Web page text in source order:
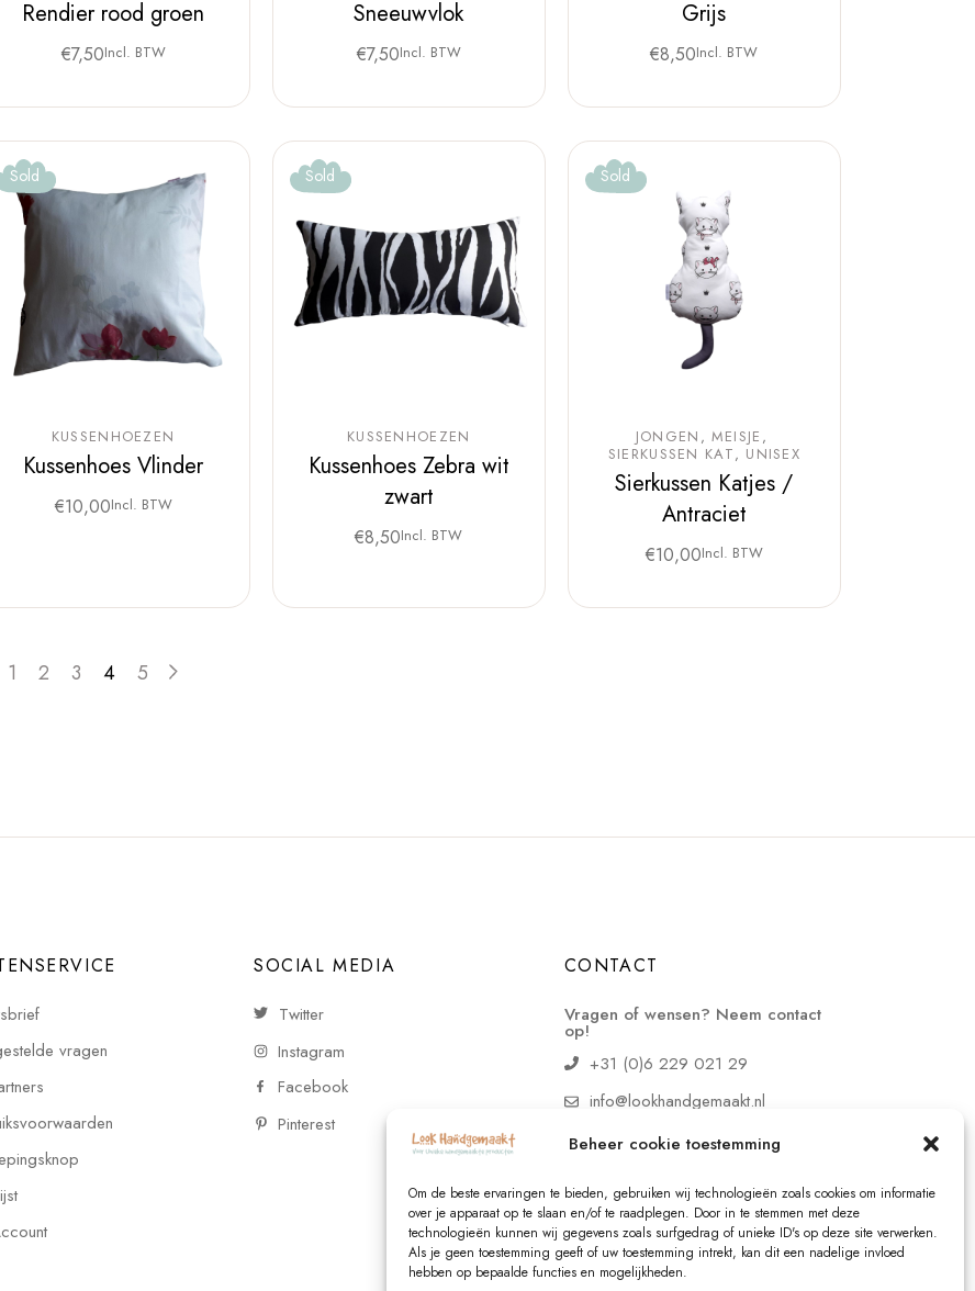
Beheer cookie toestemming
Om de beste ervaringen te bieden, gebruiken wij technologieën zoals cookies om informatie
over je apparaat op te slaan en/of te raadplegen. Door in te stemmen met deze
technologieën kunnen wij gegevens zoals surfgedrag of unieke ID's op deze site verwerken.
Als je geen toestemming geeft of uw toestemming intrekt, kan dit een nadelige invloed
hebben op bepaalde functies en mogelijkheden.
Rendier rood groen
€7,50Incl. BTW
Sneeuwvlok
€7,50Incl. BTW
Grijs
€8,50Incl. BTW
Sold
KUSSENHOEZEN
Kussenhoes Vlinder
€10,00Incl. BTW
Sold
KUSSENHOEZEN
Kussenhoes Zebra wit
zwart
€8,50Incl. BTW
Sold
JONGEN
MEISJE
SIERKUSSEN KAT
UNISEX
Sierkussen Katjes /
Antraciet
€10,00Incl. BTW
1 2 3 4 5
vragen
SOCIAL MEDIA
Twitter
Instagram
Facebook
Pinterest
CONTACT
Vragen of wensen? Neem contact
op!
+31 (0)6 229 021 29
info@lookhandgemaakt.nl